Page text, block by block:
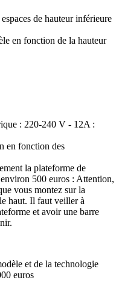
de hauteur inférieure
en fonction de la hauteur
: 220-240 V - 12A :
en fonction des
la plateforme de
500 euros : Attention,
vous montez sur la
haut. Il faut veiller à
et avoir une barre
et de la technologie
euros